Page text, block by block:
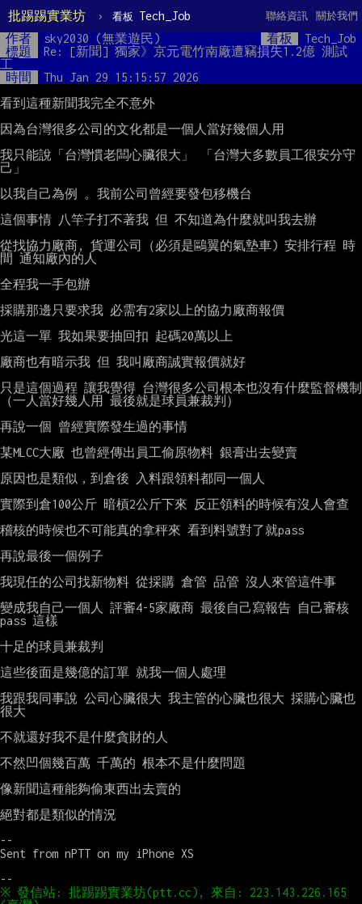
批踢踢實業坊 › 看板 Tech_Job 關於我們
聯絡資訊
作者 sky2030 (無業遊民) 看板
Tech_Job
標題
Re: [新聞] 獨家》京元電竹南廠遭竊損失1.2億 測試
工
時間
Thu Jan 29 15:15:57 2026
看到這種新聞我完全不意外
因為台灣很多公司的文化都是一個人當好幾個人用
我只能說「台灣慣老闆心臟很大」 「台灣大多數員工很安分守
己」
以我自己為例 。我前公司曾經要發包移機台
這個事情 八竿子打不著我 但 不知道為什麼就叫我去辦
從找協力廠商, 貨運公司（必須是鷗翼的氣墊車) 安排行程 時
間 通知廠內的人
全程我一手包辦
採購那邊只要求我 必需有2家以上的協力廠商報價
光這一單 我如果要抽回扣 起碼20萬以上
廠商也有暗示我 但 我叫廠商誠實報價就好
只是這個過程 讓我覺得 台灣很多公司根本也沒有什麼監督機制
（一人當好幾人用 最後就是球員兼裁判）
再說一個 曾經實際發生過的事情
某MLCC大廠 也曾經傳出員工偷原物料 銀膏出去變賣
原因也是類似，到倉後 入料跟領料都同一個人
實際到倉100公斤 暗槓2公斤下來 反正領料的時候有沒人會查
稽核的時候也不可能真的拿秤來 看到料號對了就pass
再說最後一個例子
我現任的公司找新物料 從採購 倉管 品管 沒人來管這件事
變成我自己一個人 評審4-5家廠商 最後自己寫報告 自己審核
pass 這樣
十足的球員兼裁判
這些後面是幾億的訂單 就我一個人處理
我跟我同事說 公司心臟很大 我主管的心臟也很大 採購心臟也
很大
不就還好我不是什麼貪財的人
不然凹個幾百萬 千萬的 根本不是什麼問題
像新聞這種能夠偷東西出去賣的
絕對都是類似的情況
--
Sent from nPTT on my iPhone XS
※ 發信站: 批踢踢實業坊(ptt.cc), 來自: 223.143.226.165